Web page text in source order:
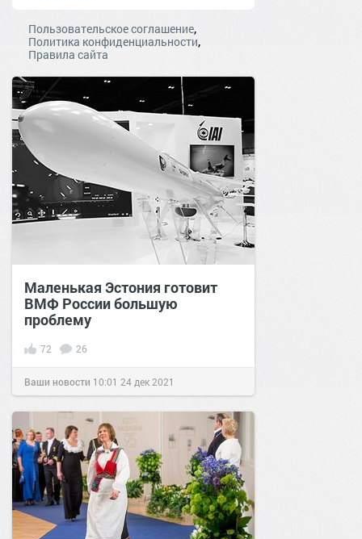
Пользовательское соглашение,
Политика конфиденциальности,
Правила сайта
Маленькая Эстония готовит
ВМФ России большую
проблему
72 26
Ваши новости 10:01 24 дек 2021